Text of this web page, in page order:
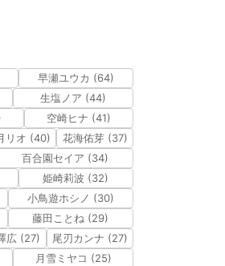
早瀬ユウカ (64)
生塩ノア (44)
空崎ヒナ (41)
リオ (40)
花海佑芽 (37)
百合園セイア (34)
姫崎莉波 (32)
小鳥遊ホシノ (30)
藤田ことね (29)
広 (27)
尾刃カンナ (27)
月雪ミヤコ (25)